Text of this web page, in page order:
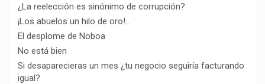
¿La reelección es sinónimo de corrupción?
¡Los abuelos un hilo de oro!…
El desplome de Noboa
No está bien
Si desaparecieras un mes ¿tu negocio seguiría facturando
igual?